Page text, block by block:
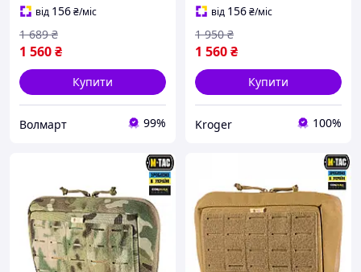
плитоноску Molle Large
Elite Black
від 156₴/міс
1 560₴
1 689 ₴
Купити
Волмарт 99%
від 156₴/міс
1 560₴
1 950 ₴
Купити
Kroger 100%